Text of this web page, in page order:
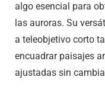
algo esencial para
las auroras. Su
a teleobjetivo corto
encuadrar paisajes
ajustadas sin